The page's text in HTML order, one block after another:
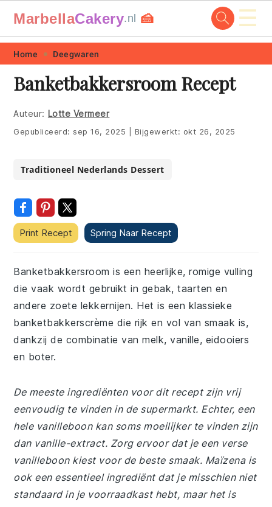
Skip
primary
navigation
Skip
main
content
Skip
primary
sidebar
Skip
footer
MarbellaCakery.nl 🍰 ☰
Home Deegwaren
Banketbakkersroom Recept
Auteur: Lotte Vermeer
Gepubliceerd:sep 16, 2025 Bijgewerkt: okt 26, 2025
Traditioneel Nederlands Dessert
Print Recept Spring Naar Recept
Banketbakkersroom is een heerlijke, romige vulling
die vaak wordt gebruikt in gebak, taarten en
andere zoete lekkernijen. Het is een klassieke
banketbakkerscrème die rijk en vol van smaak is,
dankzij de combinatie van melk, vanille, eidooiers
en boter.
De meeste ingrediënten voor dit recept zijn vrij
eenvoudig te vinden in de supermarkt. Echter, een
hele vanilleboon kan soms moeilijker te vinden zijn
dan vanille-extract. Zorg ervoor dat je een verse
vanilleboon kiest voor de beste smaak. Maïzena is
ook een essentieel ingrediënt dat je misschien niet
standaard in je voorraadkast hebt, maar het is